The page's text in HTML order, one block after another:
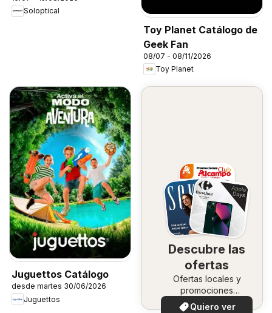
Soloptical
Toy Planet Catálogo de
Geek Fan
08/07 - 08/11/2026
Toy Planet
Juguettos Catálogo
desde martes 30/06/2026
Juguettos
Descubre las
ofertas
Ofertas locales y
promociones
especiales.
Quiero ver